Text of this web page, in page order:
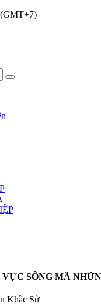
SÔNG MÃ
Khắc Sử